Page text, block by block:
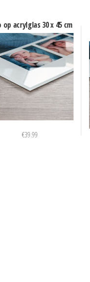
op acrylglas 30 x 45 cm
€39.99